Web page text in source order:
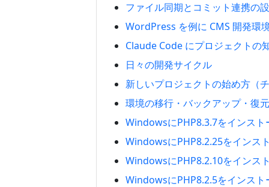
ファイル同期とコミット連携の
WordPress を例に CMS 開発環
Claude Code にプロジェクトの
日々の開発サイクル
新しいプロジェクトの始め方（
環境の移行・バックアップ・復元
WindowsにPHP8.3.7をインスト
WindowsにPHP8.2.25をインス
WindowsにPHP8.2.10をインス
WindowsにPHP8.2.5をインスト